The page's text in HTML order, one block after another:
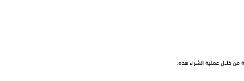
من خلال عملية الشراء هذه.